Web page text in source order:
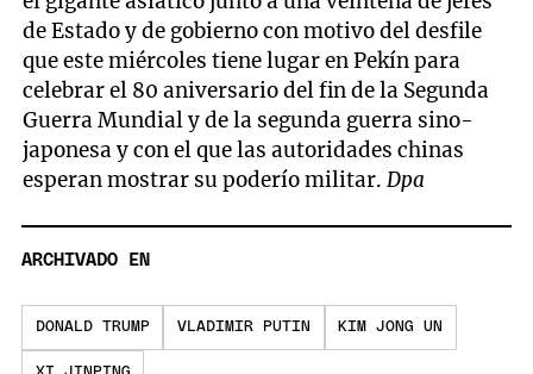
de Estado y de gobierno con motivo del desfile
que este miércoles tiene lugar en Pekín para
celebrar el 80 aniversario del fin de la Segunda
Guerra Mundial y de la segunda guerra sino-
japonesa y con el que las autoridades chinas
esperan mostrar su poderío militar.Dpa
ARCHIVADO EN
DONALD TRUMP VLADIMIR PUTIN KIM JONG UN